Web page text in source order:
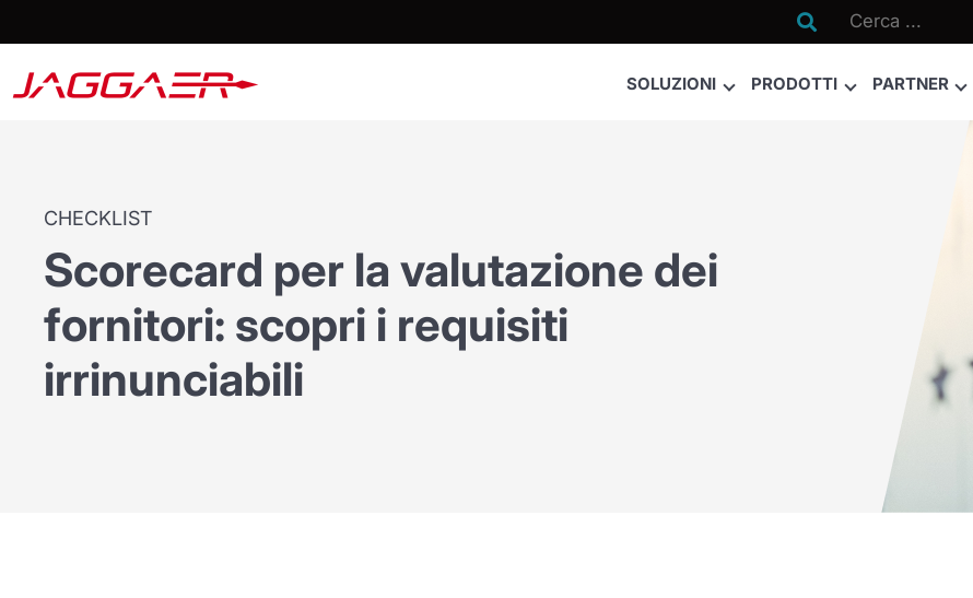

SOLUZIONI PRODOTTI PARTNER
CHECKLIST
Scorecard per la valutazione dei
fornitori: scopri i requisiti
irrinunciabili